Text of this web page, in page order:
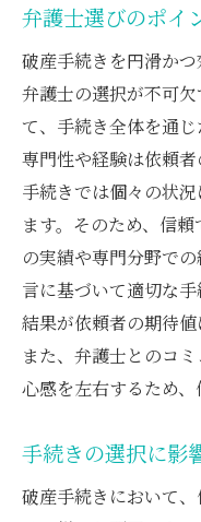
弁護士選びのポイ
破産手続きを円滑か
弁護士の選択が不可
て、手続き全体を通
専門性や経験は依頼
手続きでは個々の状
ます。そのため、信
の実績や専門分野で
言に基づいて適切な
結果が依頼者の期待値
また、弁護士とのコ
心感を左右するため、
手続きの選択に影
破産手続きにおいて